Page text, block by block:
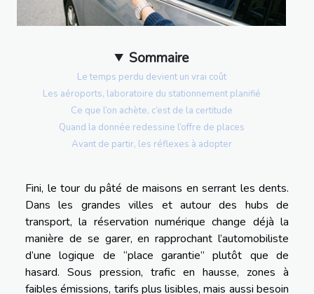
Sommaire
Le temps perdu devient un vrai coût
Les aéroports, laboratoire du stationnement planifié
Ce que l’on achète, c’est de la certitude
Quand la donnée redessine l’offre de places
Avant de partir, les réflexes à adopter
Fini, le tour du pâté de maisons en serrant les dents.
Dans les grandes villes et autour des hubs de
transport, la réservation numérique change déjà la
manière de se garer, en rapprochant l’automobiliste
d’une logique de “place garantie” plutôt que de
hasard. Sous pression, trafic en hausse, zones à
faibles émissions, tarifs plus lisibles, mais aussi besoin